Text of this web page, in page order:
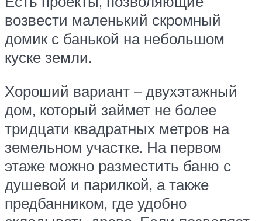
возвести маленький скромный
домик с банькой на небольшом
куске земли.
Хороший вариант – двухэтажный
дом, который займет не более
тридцати квадратных метров на
земельном участке. На первом
этаже можно разместить баню с
душевой и парилкой, а также
предбанником, где удобно